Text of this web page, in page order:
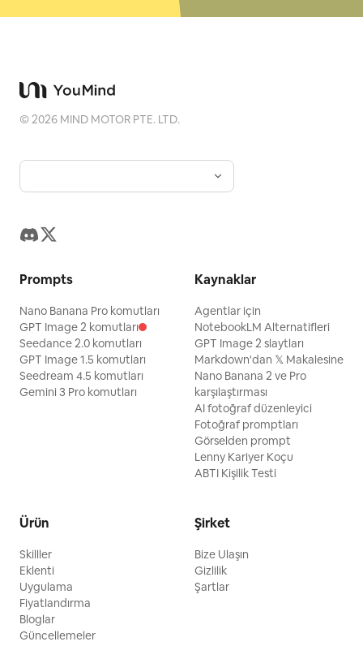
©2026 MIND MOTOR PTE. LTD.
Prompts
Nano Banana Pro komutları
GPT Image 2 komutları
Seedance 2.0 komutları
GPT Image 1.5 komutları
Seedream 4.5 komutları
Gemini 3 Pro komutları
Kaynaklar
Agentlar için
NotebookLM Alternatifleri
GPT Image 2 slaytları
Markdown'dan 𝕏 Makalesine
Nano Banana 2 ve Pro
karşılaştırması
AI fotoğraf düzenleyici
Fotoğraf promptları
Görselden prompt
Lenny Kariyer Koçu
ABTI Kişilik Testi
Ürün
Skilller
Eklenti
Uygulama
Fiyatlandırma
Bloglar
Güncellemeler
Şirket
Bize Ulaşın
Gizlilik
Şartlar